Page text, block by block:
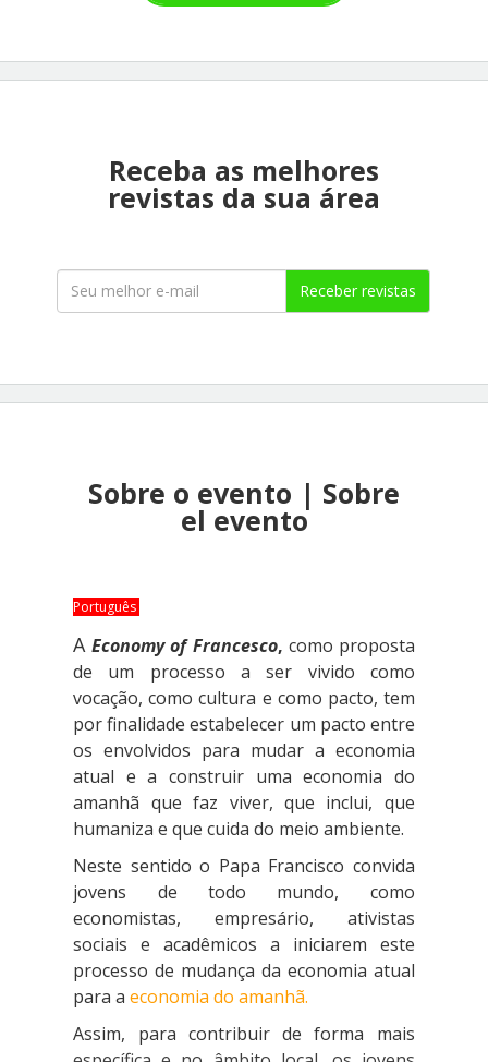
Receba as melhores
revistas da sua área
Receber revistas
Sobre o evento | Sobre
el evento
Português
AEconomy of Francesco, como proposta
de um processo a ser vivido como
vocação, como cultura e como pacto, tem
por finalidade estabelecer um pacto entre
os envolvidos para mudar a economia
atual e a construir uma economia do
amanhã que faz viver, que inclui, que
humaniza e que cuida do meio ambiente.
Neste sentido o Papa Francisco convida
jovens de todo mundo, como
economistas, empresário, ativistas
sociais e acadêmicos a iniciarem este
processo de mudança da economia atual
para aeconomia do amanhã.
Assim, para contribuir de forma mais